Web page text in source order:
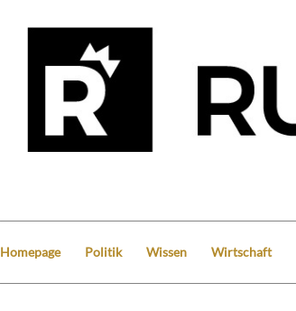
Homepage Politik Wissen Wirtschaft